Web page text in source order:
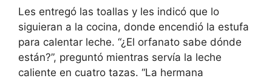
Les entregó las toallas y les indicó que lo
siguieran a la cocina, donde encendió la estufa
para calentar leche. “¿El orfanato sabe dónde
están?”, preguntó mientras servía la leche
caliente en cuatro tazas. “La hermana